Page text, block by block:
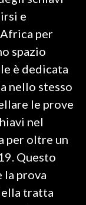
e
per
spazio
è dedicata
nello stesso
le prove
nel
per oltre un
Questo
la prova
tratta